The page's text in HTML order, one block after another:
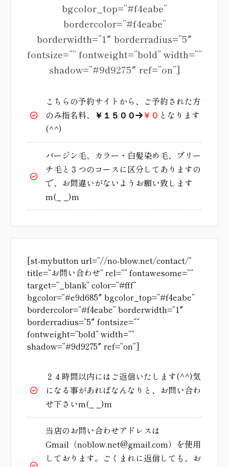
bgcolor_top=”#f4eabe”
bordercolor=”#f4eabe”
borderwidth=”1″ borderradius=”5″
fontsize=”” fontweight=”bold” width=””
shadow=”#9d9275″ ref=”on”]
こちらの予約サイトから、ご予約された方
のみ指名料、
￥１５００→￥０ となります
(^^)
バージン毛、カラー・白髪染め毛、ブリー
チ毛と３つのコースに区分してありますの
で、お間違いがないようお願い致します
m(_ _)m
[st-mybutton url=”//no-blow.net/contact/”
title=”お問い合わせ” rel=”” fontawesome=””
target=”_blank” color=”#fff”
bgcolor=”#e9d685″ bgcolor_top=”#f4eabe”
bordercolor=”#f4eabe” borderwidth=”1″
borderradius=”5″ fontsize=””
fontweight=”bold” width=””
shadow=”#9d9275″ ref=”on”]
２４時間以内にはご返信いたします(^^)気
になる事があればなんなりと、お問い合わ
せ下さいm(_ _)m
当店のお問い合わせアドレスは
Gmail（noblow.net@gmail.com）を使用
しております。ごくまれに返信しても、お